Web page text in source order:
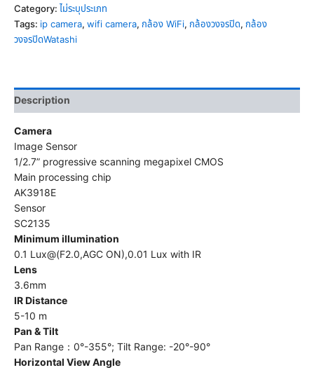
Category: ไม่ระบุประเภท
Tags: ip camera, wifi camera, กล้อง WiFi, กล้องวงจรปิด, กล้อง
วงจรปิดWatashi
Description
Camera
Image Sensor
1/2.7” progressive scanning megapixel CMOS
Main processing chip
AK3918E
Sensor
SC2135
Minimum illumination
0.1 Lux@(F2.0,AGC ON),0.01 Lux with IR
Lens
3.6mm
IR Distance
5-10 m
Pan & Tilt
Pan Range：0°-355°; Tilt Range: -20°-90°
Horizontal View Angle